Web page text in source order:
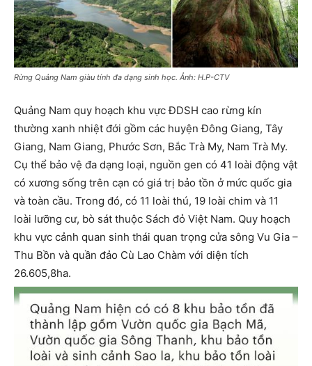
Rừng Quảng Nam giàu tính đa dạng sinh học. Ảnh: H.P-CTV
Quảng Nam quy hoạch khu vực ĐDSH cao rừng kín
thường xanh nhiệt đới gồm các huyện Đông Giang, Tây
Giang, Nam Giang, Phước Sơn, Bắc Trà My, Nam Trà My.
Cụ thể bảo vệ đa dạng loại, nguồn gen có 41 loài động vật
có xương sống trên cạn có giá trị bảo tồn ở mức quốc gia
và toàn cầu. Trong đó, có 11 loài thú, 19 loài chim và 11
loài lưỡng cư, bò sát thuộc Sách đỏ Việt Nam. Quy hoạch
khu vực cảnh quan sinh thái quan trọng cửa sông Vu Gia –
Thu Bồn và quần đảo Cù Lao Chàm với diện tích
26.605,8ha.